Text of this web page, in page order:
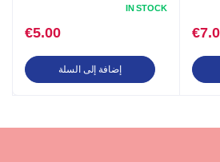
€
IN STOCK
€5.00
إضافة إلى السلة